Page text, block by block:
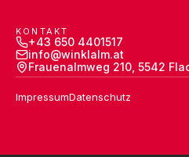
KONTAKT
+43 650 4401517
info@winklalm.at
Frauenalmweg 210, 5542
ImpressumDatenschutz